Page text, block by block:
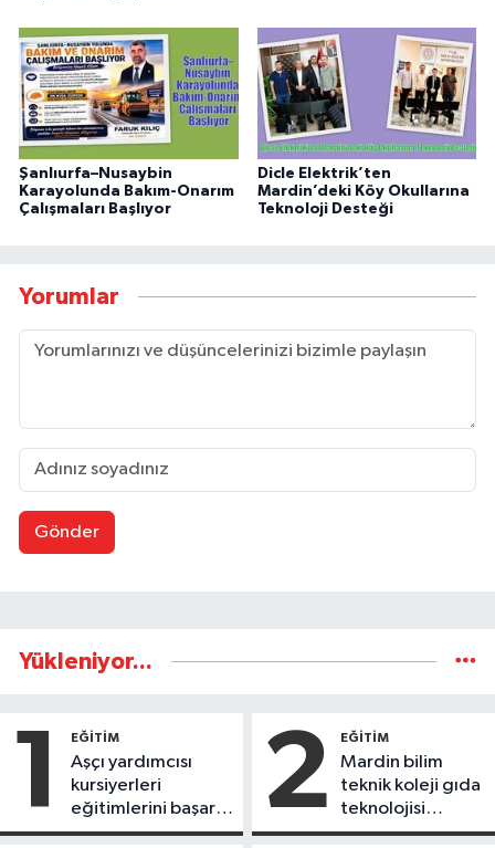
Şanlıurfa–Nusaybin
Karayolunda Bakım-Onarım
Çalışmaları Başlıyor
Dicle Elektrik’ten
Mardin’deki Köy Okullarına
Teknoloji Desteği
Yorumlar
Gönder
Yükleniyor...
1 EĞİTİM
Aşçı yardımcısı
kursiyerleri
eğitimlerini başarı
ile tamamladı
2 EĞİTİM
Mardin bilim
teknik koleji gıda
teknolojisi
öğrencileri